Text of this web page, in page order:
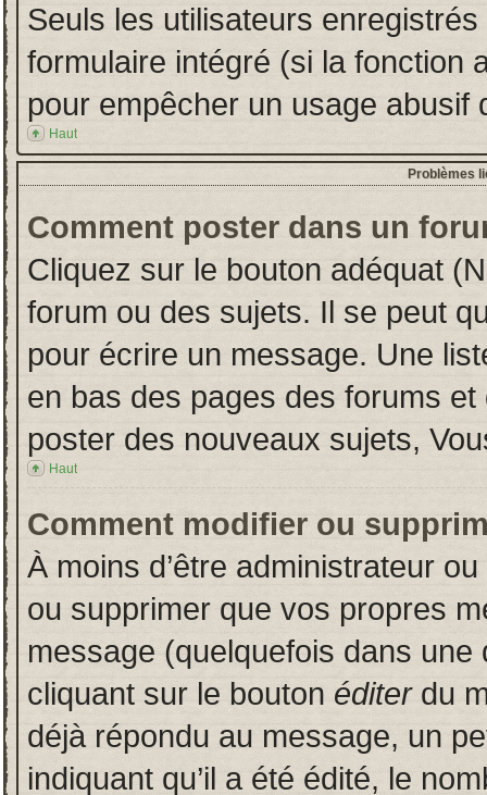
Seuls les utilisateurs
formulaire intégré (si la fonction
pour empêcher un usage abusif
Haut
Problèmes
Comment poster dans un
Cliquez sur le bouton adéquat
forum ou des sujets. Il se peut
pour écrire un message. Une
en bas des pages des forums
poster des nouveaux sujets,
Haut
Comment modifier ou
À moins d’être administrateur
ou supprimer que vos propres
message (quelquefois dans
cliquant sur le bouton éditerdu
déjà répondu au message, un
indiquant qu’il a été édité, le